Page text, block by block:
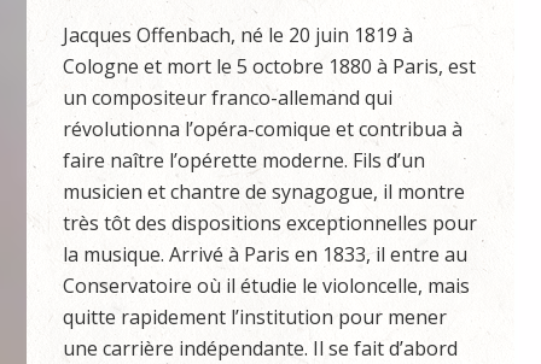
Jacques Offenbach, né le 20 juin 1819 à
Cologne et mort le 5 octobre 1880 à Paris, est
un compositeur franco-allemand qui
révolutionna l’opéra-comique et contribua à
faire naître l’opérette moderne. Fils d’un
musicien et chantre de synagogue, il montre
très tôt des dispositions exceptionnelles pour
la musique. Arrivé à Paris en 1833, il entre au
Conservatoire où il étudie le violoncelle, mais
quitte rapidement l’institution pour mener
une carrière indépendante. Il se fait d’abord